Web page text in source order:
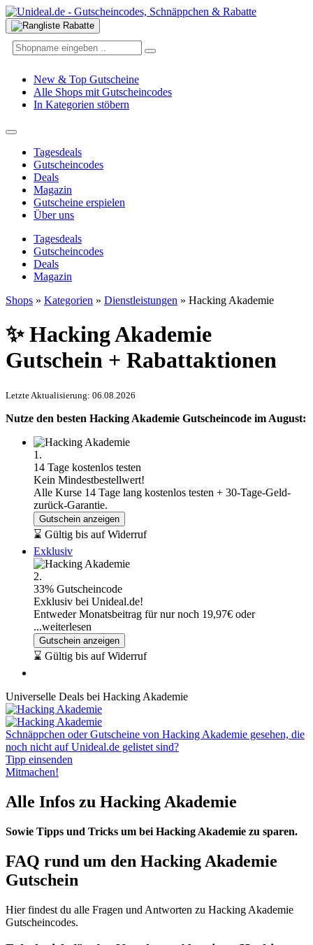
New & Top Gutscheine
Alle Shops mit Gutscheincodes
In Kategorien stöbern
Tagesdeals
Gutscheincodes
Deals
Magazin
Gutscheine erspielen
Über uns
Tagesdeals
Gutscheincodes
Deals
Magazin
Shops » Kategorien » Dienstleistungen » Hacking Akademie
✨ Hacking Akademie
Gutschein + Rabattaktionen
Letzte Aktualisierung: 06.08.2026
Nutze den besten Hacking Akademie Gutscheincode im August:
1.
14 Tage kostenlos testen
Kein Mindestbestellwert!
Alle Kurse 14 Tage lang kostenlos testen + 30-Tage-Geld-
zurück-Garantie.
Gutschein anzeigen
⌛ Gültig bis auf Widerruf
Exklusiv
2.
33% Gutscheincode
Exklusiv bei Unideal.de!
Entweder Monatsbeitrag für nur noch 19,97€ oder
...weiterlesen
Gutschein anzeigen
⌛ Gültig bis auf Widerruf
Universelle Deals bei Hacking Akademie
Schnäppchen oder Gutscheine von Hacking Akademie gesehen, die
noch nicht auf Unideal.de gelistet sind?
Tipp einsenden
Mitmachen!
Alle Infos zu Hacking Akademie
Sowie Tipps und Tricks um bei Hacking Akademie zu sparen.
FAQ rund um den Hacking Akademie
Gutschein
Hier findest du alle Fragen und Antworten zu Hacking Akademie
Gutscheincodes.